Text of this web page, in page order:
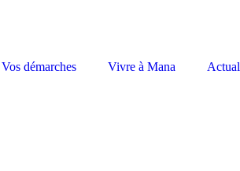
Vos démarches Vivre à Mana